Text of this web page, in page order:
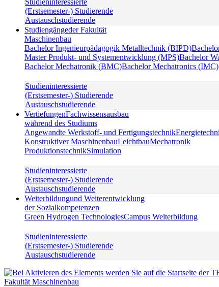
Studieninteressierte
(Erstsemester-) Studierende
Austauschstudierende
Studiengängeder Fakultät
Maschinenbau
Bachelor Ingenieurpädagogik Metalltechnik (BIPD)
Master Produkt- und Systementwicklung (MPS)Bachelor
Bachelor Mechatronik (BMC)Bachelor Mechatronics (IMC)
Studieninteressierte
(Erstsemester-) Studierende
Austauschstudierende
VertiefungenFachwissensausbau
während des Studiums
Angewandte Werkstoff- und Fertigungstechnik
Konstruktiver MaschinenbauLeichtbauMechatronik
ProduktionstechnikSimulation
Studieninteressierte
(Erstsemester-) Studierende
Austauschstudierende
Weiterbildungund Weiterentwicklung
der Sozialkompetenzen
Green Hydrogen TechnologiesCampus Weiterbildung
Studieninteressierte
(Erstsemester-) Studierende
Austauschstudierende
Fakultät Maschinenbau